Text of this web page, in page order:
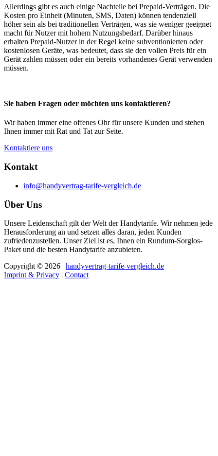
Allerdings gibt es auch einige Nachteile bei Prepaid-Verträgen. Die
Kosten pro Einheit (Minuten, SMS, Daten) können tendenziell
höher sein als bei traditionellen Verträgen, was sie weniger geeignet
macht für Nutzer mit hohem Nutzungsbedarf. Darüber hinaus
erhalten Prepaid-Nutzer in der Regel keine subventionierten oder
kostenlosen Geräte, was bedeutet, dass sie den vollen Preis für ein
Gerät zahlen müssen oder ein bereits vorhandenes Gerät verwenden
müssen.
Sie haben Fragen oder möchten uns kontaktieren?
Wir haben immer eine offenes Ohr für unsere Kunden und stehen
Ihnen immer mit Rat und Tat zur Seite.
Kontaktiere uns
Kontakt
info@handyvertrag-tarife-vergleich.de
Über Uns
Unsere Leidenschaft gilt der Welt der Handytarife. Wir nehmen jede
Herausforderung an und setzen alles daran, jeden Kunden
zufriedenzustellen. Unser Ziel ist es, Ihnen ein Rundum-Sorglos-
Paket und die besten Handytarife anzubieten.
Copyright © 2026 | handyvertrag-tarife-vergleich.de
Imprint & Privacy | Contact